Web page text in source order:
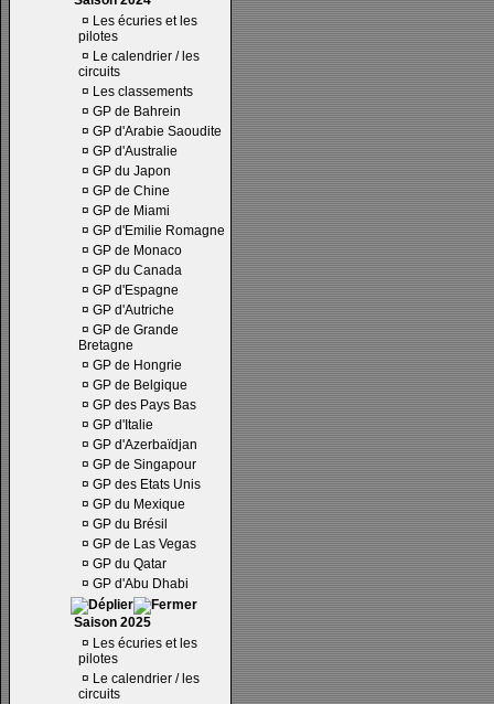
¤ Les écuries et les
pilotes
¤ Le calendrier / les
circuits
¤ Les classements
¤ GP de Bahrein
¤ GP d'Arabie Saoudite
¤ GP d'Australie
¤ GP du Japon
¤ GP de Chine
¤ GP de Miami
¤ GP d'Emilie Romagne
¤ GP de Monaco
¤ GP du Canada
¤ GP d'Espagne
¤ GP d'Autriche
¤ GP de Grande
Bretagne
¤ GP de Hongrie
¤ GP de Belgique
¤ GP des Pays Bas
¤ GP d'Italie
¤ GP d'Azerbaïdjan
¤ GP de Singapour
¤ GP des Etats Unis
¤ GP du Mexique
¤ GP du Brésil
¤ GP de Las Vegas
¤ GP du Qatar
¤ GP d'Abu Dhabi
Saison 2025
¤ Les écuries et les
pilotes
¤ Le calendrier / les
circuits